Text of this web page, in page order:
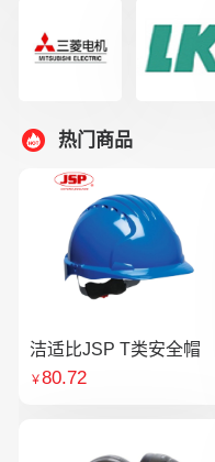
热门商品
洁适比JSP T类安全帽
￥80.72